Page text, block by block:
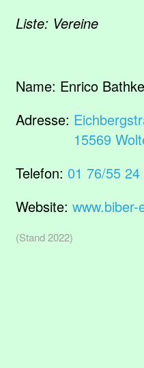
Liste: Vereine
Name: Enrico Bathke
Adresse:
15569
Telefon: 01 76/55
Website: www.biber-
(Stand 2022)